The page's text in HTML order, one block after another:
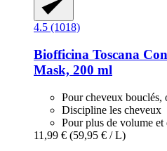
4.5 (1018)
Biofficina Toscana
Mask, 200 ml
Pour cheveux bouclés,
Discipline les cheveux
Pour plus de volume et
11,99 € (59,95 € / L)